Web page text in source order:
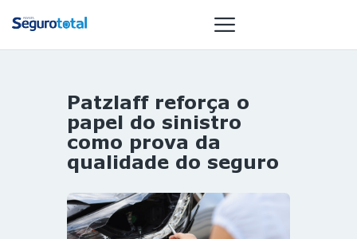
NOTÍCIAS
REVISTA
ESPECIAIS
OURO
ST SUMMIT
Patzlaff reforça o
papel do sinistro
como prova da
qualidade do seguro